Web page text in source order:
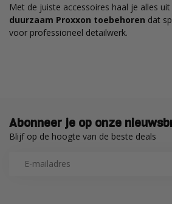
Met de juiste accessoires haal je alles
duurzaam Proxxon toebehoren dat
voor professioneel detailwerk.
Abonneer je op onze
Blijf op de hoogte van de beste deals